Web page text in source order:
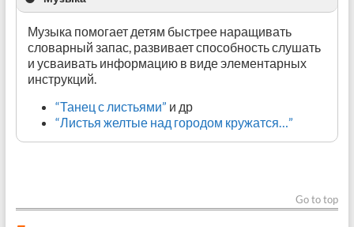
Находим листики с дерева
Обматываем ниткой плоды деревьев
Чудо-дерево
Две сказки: “Яблоко”, “Палочка-выручалочка”
Музыка помогает детям быстрее наращивать
словарный запас, развивает способность слушать
и усваивать информацию в виде элементарных
инструкций.
“Танец с листьями” и др
“Листья желтые над городом кружатся…”
Go to top